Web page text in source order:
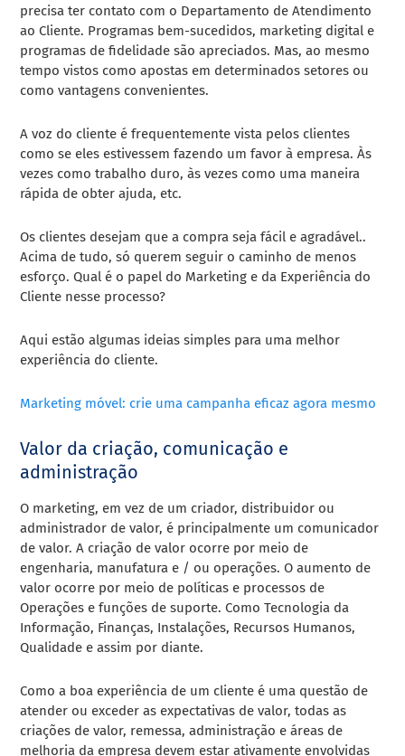
precisa ter contato com o Departamento de Atendimento
ao Cliente. Programas bem-sucedidos, marketing digital e
programas de fidelidade são apreciados. Mas, ao mesmo
tempo vistos como apostas em determinados setores ou
como vantagens convenientes.
A voz do cliente é frequentemente vista pelos clientes
como se eles estivessem fazendo um favor à empresa. Às
vezes como trabalho duro, às vezes como uma maneira
rápida de obter ajuda, etc.
Os clientes desejam que a compra seja fácil e agradável..
Acima de tudo, só querem seguir o caminho de menos
esforço. Qual é o papel do Marketing e da Experiência do
Cliente nesse processo?
Aqui estão algumas ideias simples para uma melhor
experiência do cliente.
Marketing móvel: crie uma campanha eficaz agora mesmo
Valor da criação, comunicação e
administração
O marketing, em vez de um criador, distribuidor ou
administrador de valor, é principalmente um comunicador
de valor. A criação de valor ocorre por meio de
engenharia, manufatura e / ou operações. O aumento de
valor ocorre por meio de políticas e processos de
Operações e funções de suporte. Como Tecnologia da
Informação, Finanças, Instalações, Recursos Humanos,
Qualidade e assim por diante.
Como a boa experiência de um cliente é uma questão de
atender ou exceder as expectativas de valor, todas as
criações de valor, remessa, administração e áreas de
melhoria da empresa devem estar ativamente envolvidas